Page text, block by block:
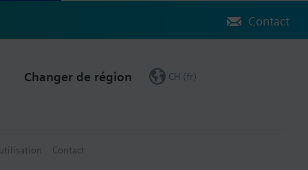
Contact
Changer de région CH (fr)
Contact